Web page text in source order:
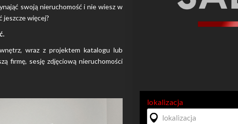
swoją nieruchomość i nie wiesz w
jeszcze więcej?
wraz z projektem katalogu lub
firmę, sesję zdjęciową nieruchomości
lokalizacja